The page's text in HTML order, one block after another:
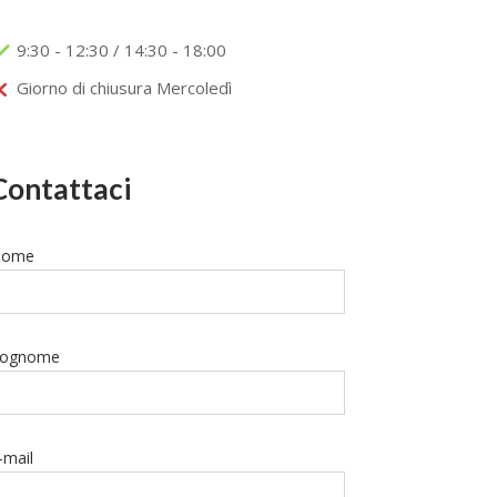
9:30 - 12:30 / 14:30 - 18:00
Giorno di chiusura Mercoledì
mail